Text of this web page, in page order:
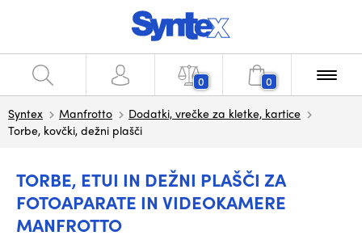
0 0
Syntex Manfrotto
Dodatki, vrečke za kletke, kartice
Torbe, kovčki, dežni plašči
TORBE, ETUI IN DEŽNI PLAŠČI ZA
FOTOAPARATE IN VIDEOKAMERE
MANFROTTO